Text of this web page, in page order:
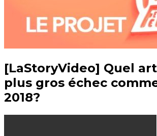
[LaStoryVideo] Quel
plus gros échec
2018?